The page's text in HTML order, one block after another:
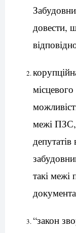
довести,
межі ПЗС,
такі межі
“закон